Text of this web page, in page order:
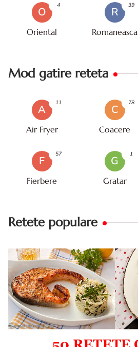
O
Oriental
4
R
Romaneasca
39
Mod gatire reteta
A
Air Fryer
11
C
Coacere
78
F
Fierbere
57
G
Gratar
1
Retete populare